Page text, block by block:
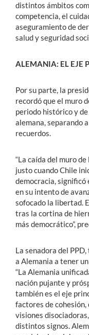
distintos ámbitos
competencia, el
aseguramiento de
salud y seguridad
ALEMANIA: EL EJE
Por su parte, la
recordó que el muro
periodo histórico y
alemana, separando
recuerdos.
“La caída del muro
justo cuando Chile
democracia, significó
en su intento de
sofocado la libertad.
tras la cortina de
más democrático”,
La senadora del
a Alemania a tener
“La Alemania
nación pujante y
también es el eje
factores de cohesión,
visiones
distintos signos.